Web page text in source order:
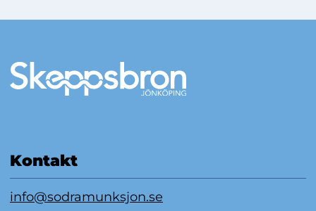
Kontakt
info@sodramunksjon.se